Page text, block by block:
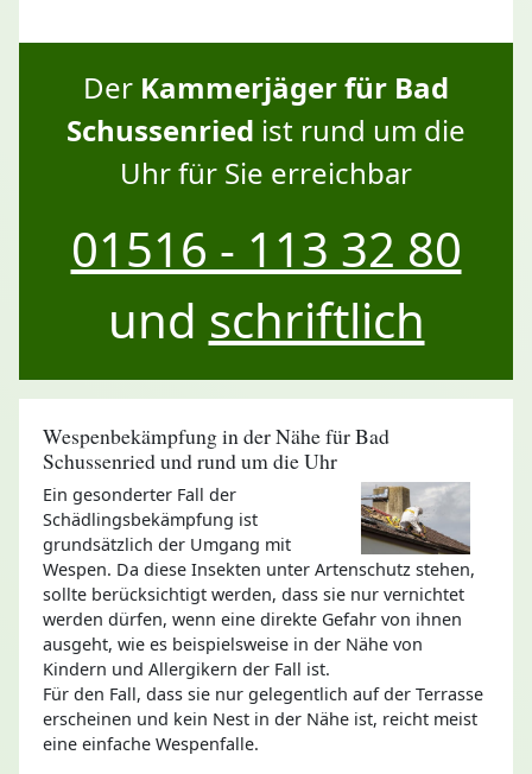
Der Kammerjäger für Bad
Schussenried ist rund um die
Uhr für Sie erreichbar
01516 - 113 32 80
und schriftlich
Wespenbekämpfung in der Nähe für Bad
Schussenried und rund um die Uhr
Ein gesonderter Fall der
Schädlingsbekämpfung ist
grundsätzlich der Umgang mit
Wespen. Da diese Insekten unter Artenschutz stehen,
sollte berücksichtigt werden, dass sie nur vernichtet
werden dürfen, wenn eine direkte Gefahr von ihnen
ausgeht, wie es beispielsweise in der Nähe von
Kindern und Allergikern der Fall ist.
Für den Fall, dass sie nur gelegentlich auf der Terrasse
erscheinen und kein Nest in der Nähe ist, reicht meist
eine einfache Wespenfalle.